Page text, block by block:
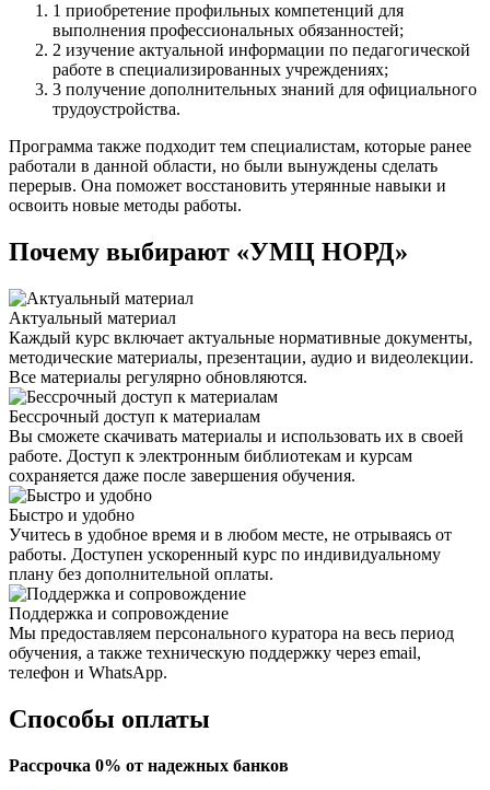
1 приобретение профильных компетенций для
выполнения профессиональных обязанностей;
2 изучение актуальной информации по педагогической
работе в специализированных учреждениях;
3 получение дополнительных знаний для официального
трудоустройства.
Программа также подходит тем специалистам, которые ранее
работали в данной области, но были вынуждены сделать
перерыв. Она поможет восстановить утерянные навыки и
освоить новые методы работы.
Почему выбирают «УМЦ НОРД»
Актуальный материал
Каждый курс включает актуальные нормативные документы,
методические материалы, презентации, аудио и видеолекции.
Все материалы регулярно обновляются.
Бессрочный доступ к материалам
Вы сможете скачивать материалы и использовать их в своей
работе. Доступ к электронным библиотекам и курсам
сохраняется даже после завершения обучения.
Быстро и удобно
Учитесь в удобное время и в любом месте, не отрываясь от
работы. Доступен ускоренный курс по индивидуальному
плану без дополнительной оплаты.
Поддержка и сопровождение
Мы предоставляем персонального куратора на весь период
обучения, а также техническую поддержку через email,
телефон и WhatsApp.
Способы оплаты
Рассрочка 0% от надежных банков